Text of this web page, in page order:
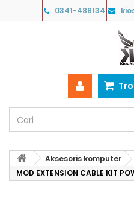
0341-488134
Aksesoris komputer
MOD EXTENSION CABLE KIT